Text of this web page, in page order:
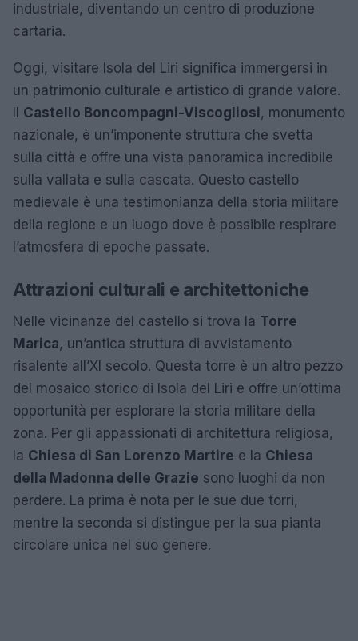
industriale, diventando un centro di produzione
cartaria.
Oggi, visitare Isola del Liri significa immergersi in
un patrimonio culturale e artistico di grande valore.
Il Castello Boncompagni-Viscogliosi, monumento
nazionale, è un’imponente struttura che svetta
sulla città e offre una vista panoramica incredibile
sulla vallata e sulla cascata. Questo castello
medievale è una testimonianza della storia militare
della regione e un luogo dove è possibile respirare
l’atmosfera di epoche passate.
Attrazioni culturali e architettoniche
Nelle vicinanze del castello si trova la Torre
Marica, un’antica struttura di avvistamento
risalente all’XI secolo. Questa torre è un altro pezzo
del mosaico storico di Isola del Liri e offre un’ottima
opportunità per esplorare la storia militare della
zona. Per gli appassionati di architettura religiosa,
la Chiesa di San Lorenzo Martire e la Chiesa
della Madonna delle Grazie sono luoghi da non
perdere. La prima è nota per le sue due torri,
mentre la seconda si distingue per la sua pianta
circolare unica nel suo genere.